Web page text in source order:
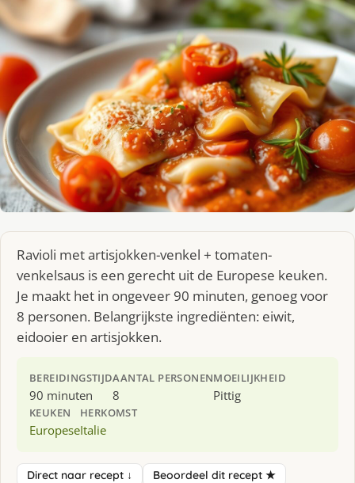
Ravioli met artisjokken-venkel + tomaten-
venkelsaus is een gerecht uit de Europese keuken.
Je maakt het in ongeveer 90 minuten, genoeg voor
8 personen. Belangrijkste ingrediënten: eiwit,
eidooier en artisjokken.
BEREIDINGSTIJD
90 minuten
AANTAL PERSONEN
8
MOEILIJKHEID
Pittig
KEUKEN
Europese
HERKOMST
Italie
Direct naar recept ↓ Beoordeel dit recept ★